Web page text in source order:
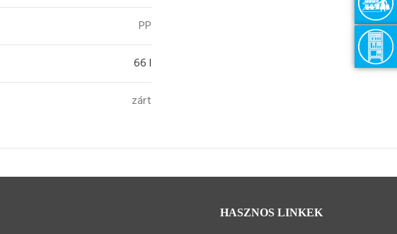
PP
66 l
zárt
HASZNOS LINKEK